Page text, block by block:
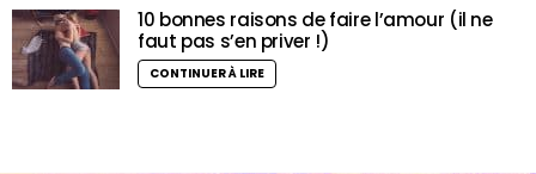
10 bonnes raisons de faire l’amour (il ne
faut pas s’en priver !)
CONTINUER À LIRE